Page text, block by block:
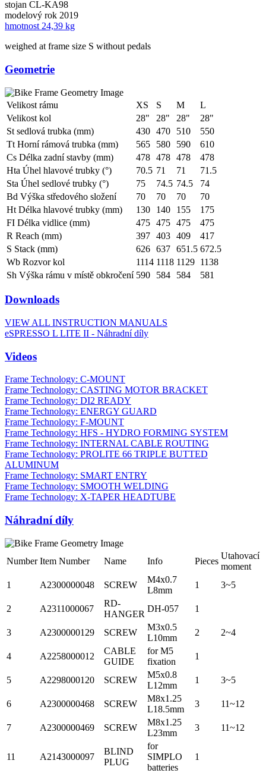
stojan CL-KA98
modelový rok 2019
hmotnost 24,39 kg
weighed at frame size S without pedals
Geometrie
Velikost rámu XS S M
L
Velikost kol
28" 28" 28"
28"
St sedlová trubka (mm)
430 470 510
550
Tt Horní rámová trubka (mm)
565 580 590
610
Cs Délka zadní stavby (mm)
478 478 478
478
Hta Úhel hlavové trubky (°)
70.5 71 71
71.5
Sta Úhel sedlové trubky (°)
75 74.5 74.5
74
Bd Výška středového složení
70 70 70
70
Ht Délka hlavové trubky (mm)
130 140 155
175
FI Délka vidlice (mm)
475 475 475
475
R Reach (mm)
397 403 409
417
S Stack (mm)
626 637 651.5 672.5
Wb Rozvor kol
1114 1118 1129 1138
Sh Výška rámu v místě obkročení 590 584 584 581
Downloads
VIEW ALL INSTRUCTION MANUALS
eSPRESSO L LITE II - Náhradní díly
Videos
Frame Technology: C-MOUNT
Frame Technology: CASTING MOTOR BRACKET
Frame Technology: DI2 READY
Frame Technology: ENERGY GUARD
Frame Technology: F-MOUNT
Frame Technology: HFS - HYDRO FORMING SYSTEM
Frame Technology: INTERNAL CABLE ROUTING
Frame Technology: PROLITE 66 TRIPLE BUTTED
ALUMINUM
Frame Technology: SMART ENTRY
Frame Technology: SMOOTH WELDING
Frame Technology: X-TAPER HEADTUBE
Náhradní díly
Number Item Number Name Info Pieces
Utahovací
moment
1
A2300000048 SCREW
M4x0.7
L8mm
1 3~5
2 A2311000067
RD-
HANGER
DH-057 1
3 A2300000129 SCREW
M3x0.5
L10mm
2 2~4
4 A2258000012
CABLE
GUIDE
for M5
fixation
1
5 A2298000120 SCREW
M5x0.8
L12mm
1 3~5
6 A2300000468 SCREW
M8x1.25
L18.5mm
3 11~12
7 A2300000469 SCREW
M8x1.25
L23mm
3 11~12
11 A2143000097
BLIND
PLUG
for
SIMPLO
batteries
1